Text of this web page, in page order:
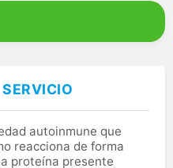
autoinmune que
reacciona de forma
proteína presente